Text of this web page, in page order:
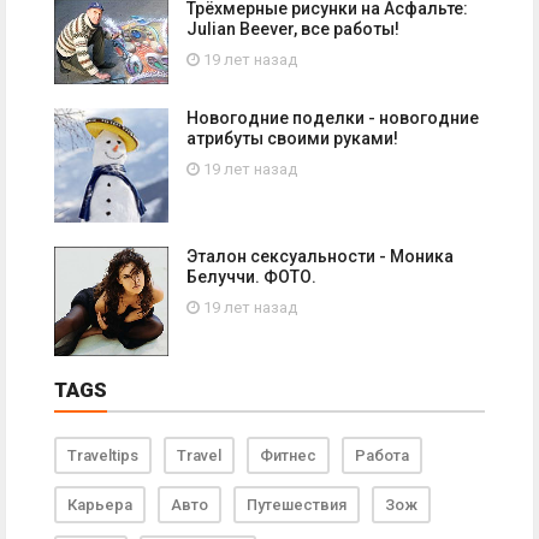
Трёхмерные рисунки на Асфальте:
Julian Beever, все работы!
19 лет назад
Новогодние поделки - новогодние
атрибуты своими руками!
19 лет назад
Эталон сексуальности - Моника
Белуччи. ФОТО.
19 лет назад
TAGS
Traveltips Travel Фитнес Работа
Карьера Авто Путешествия Зож